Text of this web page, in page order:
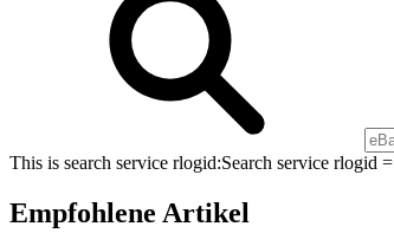
This is search service rlogid:Search service rlogid =
Empfohlene Artikel